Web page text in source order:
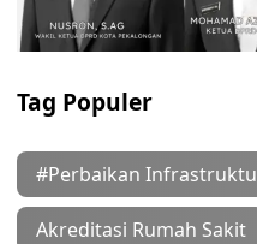
Tag Populer
#Perbaikan
Akreditasi Rumah Sakit